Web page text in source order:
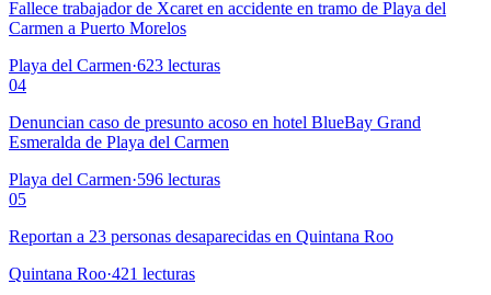
Fallece trabajador de Xcaret en accidente en tramo de Playa del
Carmen a Puerto Morelos
Playa del Carmen·623 lecturas
04
Denuncian caso de presunto acoso en hotel BlueBay Grand
Esmeralda de Playa del Carmen
Playa del Carmen·596 lecturas
05
Reportan a 23 personas desaparecidas en Quintana Roo
Quintana Roo·421 lecturas